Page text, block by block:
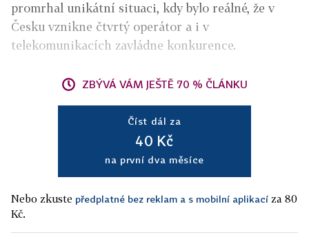
promrhal unikátní situaci, kdy bylo reálné, že v
Česku vznikne čtvrtý operátor a i v
telekomunikacích zavládne konkurence.
ZBÝVÁ VÁM JEŠTĚ 70 % ČLÁNKU
Číst dál za
40 Kč
na první dva měsíce
Nebo zkuste předplatné bez reklam a s mobilní aplikací za 80
Kč.